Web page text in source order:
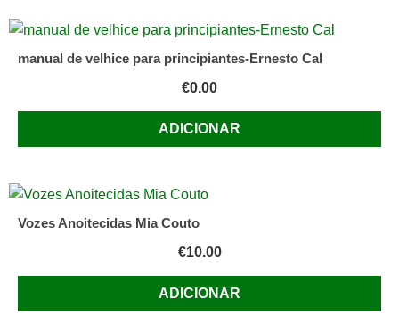
manual de velhice para principiantes-Ernesto Cal
€0.00
ADICIONAR
Vozes Anoitecidas Mia Couto
€10.00
ADICIONAR